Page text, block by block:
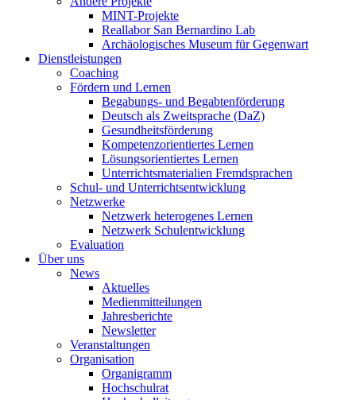
MINT-Projekte
Reallabor San Bernardino Lab
Archäologisches Museum für Gegenwart
Dienstleistungen
Coaching
Fördern und Lernen
Begabungs- und Begabtenförderung
Deutsch als Zweitsprache (DaZ)
Gesundheitsförderung
Kompetenzorientiertes Lernen
Lösungsorientiertes Lernen
Unterrichtsmaterialien Fremdsprachen
Schul- und Unterrichtsentwicklung
Netzwerke
Netzwerk heterogenes Lernen
Netzwerk Schulentwicklung
Evaluation
Über uns
News
Aktuelles
Medienmitteilungen
Jahresberichte
Newsletter
Veranstaltungen
Organisation
Organigramm
Hochschulrat